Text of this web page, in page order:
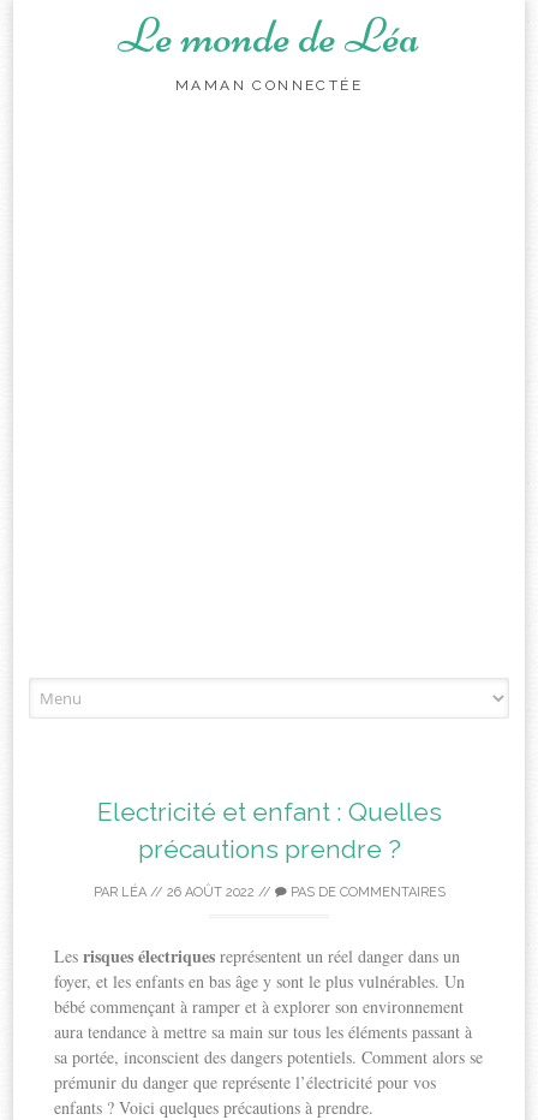
Le monde de Léa
MAMAN CONNECTÉE
à
Electricité et enfant : Quelles
précautions prendre ?
PAR LÉA// 26 AOÛT 2022 // PAS DE COMMENTAIRES
Lesrisques électriques représentent un réel danger dans un
foyer, et les enfants en bas âge y sont le plus vulnérables. Un
bébé commençant à ramper et à explorer son environnement
aura tendance à mettre sa main sur tous les éléments passant à
sa portée, inconscient des dangers potentiels. Comment alors se
prémunir du danger que représente l’électricité pour vos
enfants ? Voici quelques précautions à prendre.